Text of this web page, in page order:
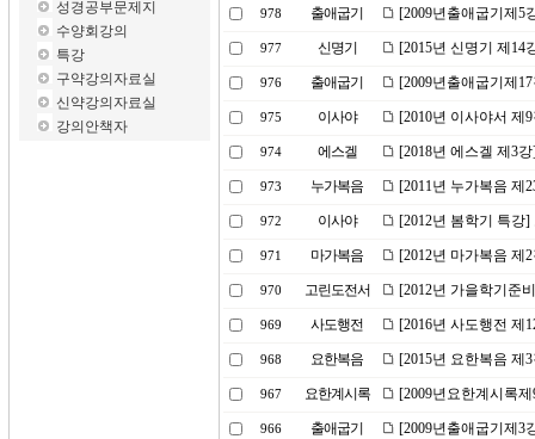
성경공부문제지
수양회강의
특강
구약강의자료실
신약강의자료실
강의안책자
978 출애굽기 [2009년출애굽기제5
977 신명기 [2015년 신명기 제14
976 출애굽기 [2009년출애굽기제
975 이사야 [2010년 이사야서 제
974 에스겔 [2018년 에스겔 제3
973 누가복음 [2011년 누가복음 제
972 이사야 [2012년 봄학기 특강
971 마가복음 [2012년 마가복음 제
970 고린도전서 [2012년 가을학기준
969 사도행전 [2016년 사도행전 제
968 요한복음 [2015년 요한복음 제
967 요한계시록 [2009년요한계시록
966 출애굽기 [2009년출애굽기제3